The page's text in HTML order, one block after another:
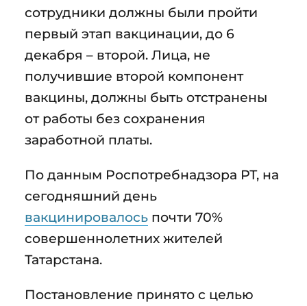
сотрудники должны были пройти
первый этап вакцинации, до 6
декабря – второй. Лица, не
получившие второй компонент
вакцины, должны быть отстранены
от работы без сохранения
заработной платы.
По данным Роспотребнадзора РТ, на
сегодняшний день
вакцинировалось почти 70%
совершеннолетних жителей
Татарстана.
Постановление принято с целью